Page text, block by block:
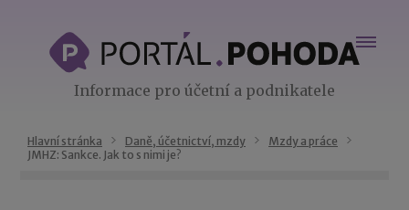
Informace pro účetní a podnikatele
Hlavní stránka Daně, účetnictví, mzdy
Mzdy a práce
JMHZ: Sankce. Jak to s nimi je?